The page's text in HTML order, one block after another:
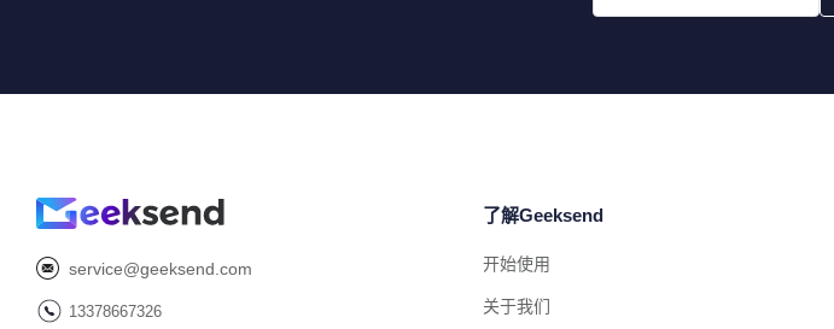
service@geeksend.com
13378667326
了解Geeksend
开始使用
关于我们